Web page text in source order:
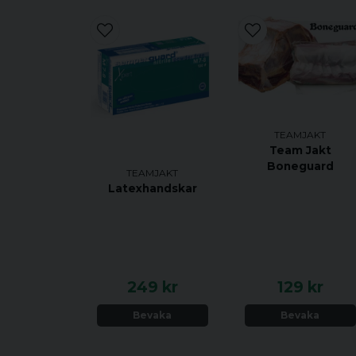
TEAMJAKT
Latexhandskar
249 kr
Bevaka
TEAMJAKT
Team Jakt
Boneguard
129 kr
Bevaka